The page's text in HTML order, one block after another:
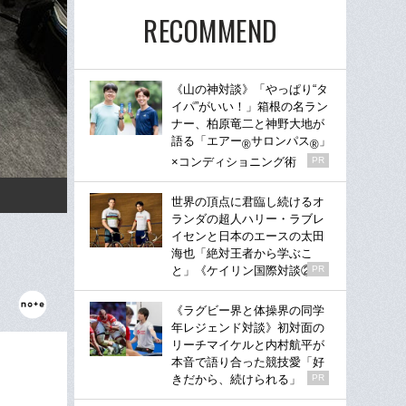
RECOMMEND
《山の神対談》「やっぱり“タ
イパ”がいい！」箱根の名ラン
ナー、柏原竜二と神野大地が
語る「エアー®サロンパス® 」
×コンディショニング術
PR
世界の頂点に君臨し続けるオ
ランダの超人ハリー・ラブレ
イセンと日本のエースの太田
海也「絶対王者から学ぶこ
と」《ケイリン国際対談②》
PR
《ラグビー界と体操界の同学
年レジェンド対談》初対面の
リーチマイケルと内村航平が
本音で語り合った競技愛「好
きだから、続けられる」
PR